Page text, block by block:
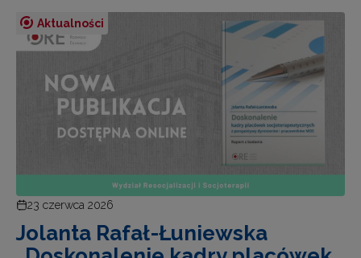
Aktualności
23 czerwca 2026
Jolanta Rafał-Łuniewska